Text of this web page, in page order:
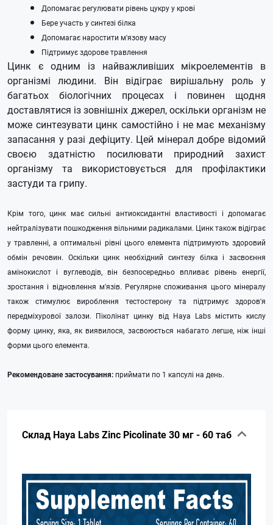
Допомагає регулювати рівень цукру у крові
Бере участь у синтезі білка
Допомагає наростити м'язову масу
Підтримує здорове травлення
Цинк є одним із найважливіших мікроелементів в
організмі людини. Він відіграє вирішальну роль у
багатьох біологічних процесах і повинен щодня
доставлятися із зовнішніх джерел, оскільки організм не
може синтезувати цинк самостійно і не має механізму
запасання у разі дефіциту. Цей мінерал добре відомий
своєю здатністю посилювати природний захист
організму та використовується для профілактики
застуди та грипу.
Крім того, цинк має сильні антиоксидантні властивості і допомагає
нейтралізувати пошкодження вільними радикалами. Цинк також відіграє
у травленні, а оптимальні рівні цього елемента підтримують здоровий
обмін речовин. Оскільки цинк необхідний синтезу білка і засвоєння
амінокислот і вуглеводів, він безпосередньо впливає рівень енергії,
зростання і відновлення м'язів. Регулярне споживання цього мінералу
також стимулює вироблення тестостерону та підтримує здоров'я
передміхурової залози. Піколінат цинку від Haya Labs містить кислу
форму цинку, яка, як виявилося, засвоюється набагато легше, ніж інші
форми цього елемента.
Рекомендоване застосування: приймати по 1 капсулі на день.
Склад Haya Labs Zinc Picolinate 30 мг - 60 таб